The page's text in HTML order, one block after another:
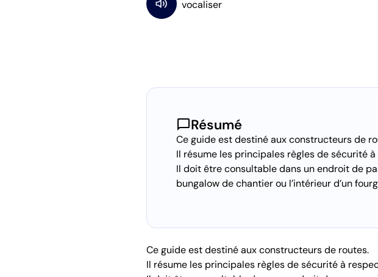
chat_bubbleRésumé
Ce guide est destiné aux constructeurs de
Il résume les principales règles de sécurité
Il doit être consultable dans un endroit de
bungalow de chantier ou l’intérieur d’un
Ce guide est destiné aux constructeurs de routes.
Il résume les principales règles de sécurité à